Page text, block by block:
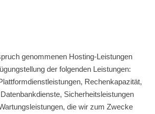
genommenen Hosting-Leistungen
der folgenden Leistungen:
Rechenkapazität,
Sicherheitsleistungen
die wir zum Zwecke